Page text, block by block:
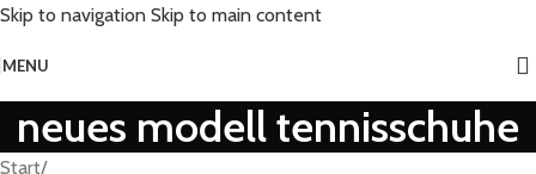
Skip to navigation Skip to main content
MENU
neues modell tennisschuhe
Start/